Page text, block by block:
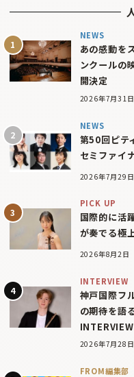
NEWS
あの感動を
ンクールの
開決定
2026年7月31日
NEWS
第50回ピテ
セミファイ
2026年7月29日
PICK UP
国際的に活
が奏でる極
2026年8月2日
INTERVIEW
神戸国際フ
の期待を語
2026年7月28日
FROM編集部